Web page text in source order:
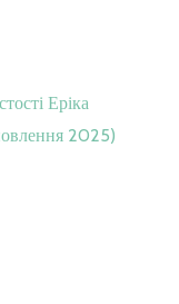
Еріка
2025)